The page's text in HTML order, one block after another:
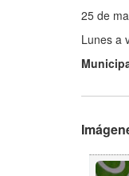
25 de
Lunes a